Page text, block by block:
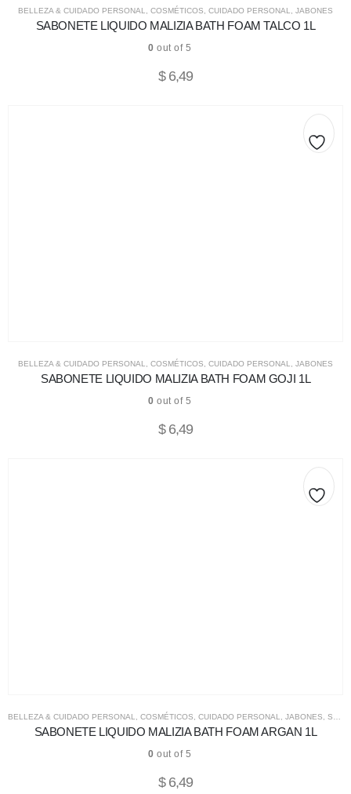
BELLEZA & CUIDADO PERSONAL COSMÉTICOS CUIDADO PERSONAL JABONES
SABONETE LIQUIDO MALIZIA BATH FOAM TALCO 1L
0 out of 5
$6,49
BELLEZA & CUIDADO PERSONAL COSMÉTICOS CUIDADO PERSONAL JABONES
SABONETE LIQUIDO MALIZIA BATH FOAM GOJI 1L
0 out of 5
$6,49
BELLEZA & CUIDADO PERSONAL COSMÉTICOS CUIDADO PERSONAL JABONES SALUD & COSMÉTICOS
SABONETE LIQUIDO MALIZIA BATH FOAM ARGAN 1L
0 out of 5
$6,49